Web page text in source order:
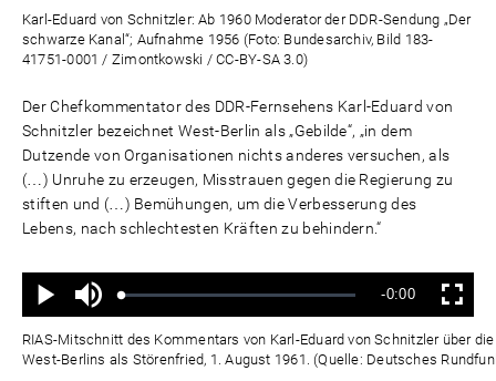
Karl-Eduard von Schnitzler: Ab 1960 Moderator der DDR-Sendung „Der
schwarze Kanal“; Aufnahme 1956 (Foto: Bundesarchiv, Bild 183-
41751-0001 / Zimontkowski / CC-BY-SA 3.0)
Der Chefkommentator des DDR-Fernsehens Karl-Eduard von
Schnitzler bezeichnet West-Berlin als „Gebilde“, „in dem
Dutzende von Organisationen nichts anderes versuchen, als
(…) Unruhe zu erzeugen, Misstrauen gegen die Regierung zu
stiften und (…) Bemühungen, um die Verbesserung des
Lebens, nach schlechtesten Kräften zu behindern.“
Wiedergabe
Ton
aus
Geladen:
Status:
Verbleibende
Zeit
-0:00 Vollbild
RIAS-Mitschnitt des Kommentars von Karl-Eduard von Schnitzler über
West-Berlins als Störenfried, 1. August 1961. (Quelle: Deutsches